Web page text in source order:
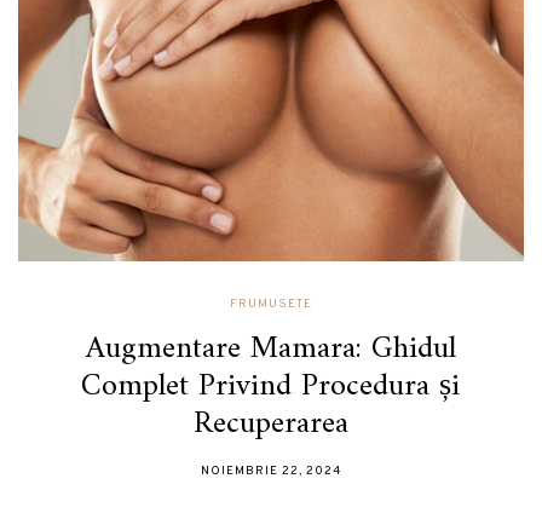
FRUMUSETE
Augmentare Mamara: Ghidul
Complet Privind Procedura și
Recuperarea
NOIEMBRIE 22, 2024